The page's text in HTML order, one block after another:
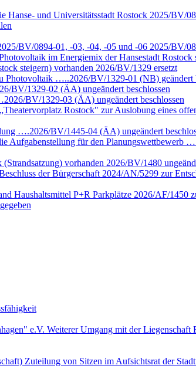
Hanse- und Universitätsstadt Rostock 2025/BV/
BV/0894-01, -03, -04, -05 und -06 2025/BV/
im Energiemix der Hansestadt
steigern) vorhanden 2026/BV/1329 ersetzt
Photovoltaik …..2026/BV/1329-01 (NB) geändert
BV/1329-02 (ÄA) ungeändert beschlossen
BV/1329-03 (ÄA) ungeändert beschlossen
Rostock" zur Auslobung eines
….2026/BV/1445-04 (ÄA) ungeändert
für den Planungswettbewerb
vorhanden 2026/BV/1480
der Bürgerschaft 2024/AN/5299 zur
Haushaltsmittel P+R Parkplätze 2026/AF/1450
e.V. Weiterer Umgang mit der
Zuteilung von Sitzen im Aufsichtsrat der